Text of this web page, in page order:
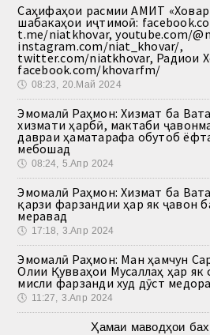
Саҳифаҳои расмии АМИТ
шабакаҳои иҷтимоӣ:
t.me/niatkhovar, youtube.com/
instagram.com/niat_khovar/,
twitter.com/niatkhovar, Радиои
facebook.com/khovarfm/
🕔 08:23, 20.Май 2024
Эмомалӣ Раҳмон: Хизмат ба
хизмати ҳарбӣ, мактаби
давраи ҳаматарафа обутоб
мебошад
🕔 08:24, 5.Апр 2024
Эмомалӣ Раҳмон: Хизмат ба
қарзи фарзандии ҳар як ҷавон
меравад
🕔 17:18, 3.Апр 2024
Эмомалӣ Раҳмон: Ман ҳамчун
Олии Қувваҳои Мусаллаҳ ҳар як
мисли фарзанди худ дӯст
🕔 11:27, 3.Апр 2024
Ҳамаи маводҳои